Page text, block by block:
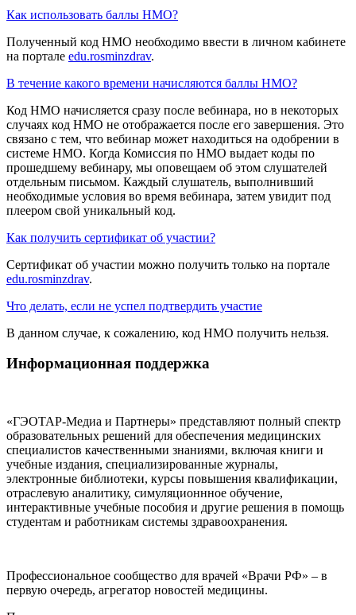
Как использовать баллы НМО?
Полученный код НМО необходимо ввести в личном кабинете
на портале edu.rosminzdrav.
В течение какого времени начисляются баллы НМО?
Код НМО начисляется сразу после вебинара, но в некоторых
случаях код НМО не отображается после его завершения. Это
связано с тем, что вебинар может находиться на одобрении в
системе НМО. Когда Комиссия по НМО выдает коды по
прошедшему вебинару, мы оповещаем об этом слушателей
отдельным письмом. Каждый слушатель, выполнивший
необходимые условия во время вебинара, затем увидит под
плеером свой уникальный код.
Как получить сертификат об участии?
Сертификат об участии можно получить только на портале
edu.rosminzdrav.
Что делать, если не успел подтвердить участие
В данном случае, к сожалению, код НМО получить нельзя.
Информационная поддержка
«ГЭОТАР-Медиа и Партнеры» представляют полный спектр
образовательных решений для обеспечения медицинских
специалистов качественными знаниями, включая книги и
учебные издания, специализированные журналы,
электронные библиотеки, курсы повышения квалификации,
отраслевую аналитику, симуляционнное обучение,
интерактивные учебные пособия и другие решения в помощь
студентам и работникам системы здравоохранения.
Профессиональное сообщество для врачей «Врачи РФ» – в
первую очередь, агрегатор новостей медицины.